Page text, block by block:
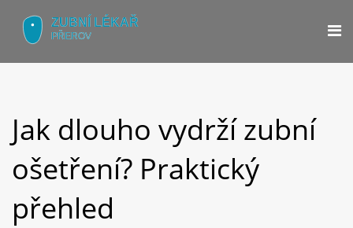
Jak dlouho vydrží zubní
ošetření? Praktický
přehled